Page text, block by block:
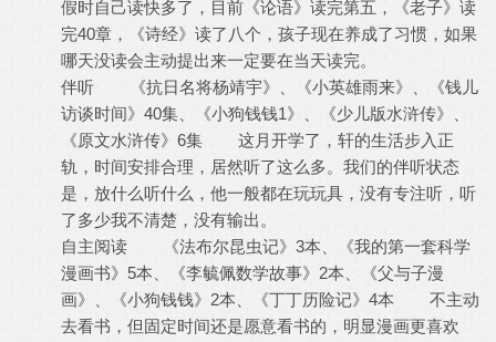
假时自己读快多了，目前《论语》读完第五，《老子》读
完40章，《诗经》读了八个，孩子现在养成了习惯，如果
哪天没读会主动提出来一定要在当天读完。
伴听 《抗日名将杨靖宇》、《小英雄雨来》、《钱儿
访谈时间》40集、《小狗钱钱1》、《少儿版水浒传》、
《原文水浒传》6集 这月开学了，轩的生活步入正
轨，时间安排合理，居然听了这么多。我们的伴听状态
是，放什么听什么，他一般都在玩玩具，没有专注听，听
了多少我不清楚，没有输出。
自主阅读 《法布尔昆虫记》3本、《我的第一套科学
漫画书》5本、《李毓佩数学故事》2本、《父与子漫
画》、《小狗钱钱》2本、《丁丁历险记》4本 不主动
去看书，但固定时间还是愿意看书的，明显漫画更喜欢